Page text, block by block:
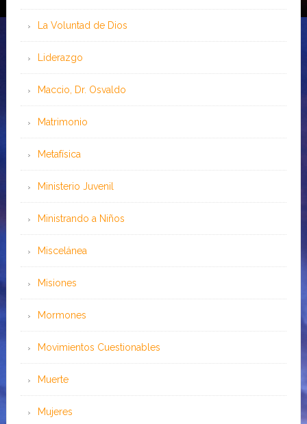
La Voluntad de Dios
Liderazgo
Maccio, Dr. Osvaldo
Matrimonio
Metafísica
Ministerio Juvenil
Ministrando a Niños
Miscelánea
Misiones
Mormones
Movimientos Cuestionables
Muerte
Mujeres